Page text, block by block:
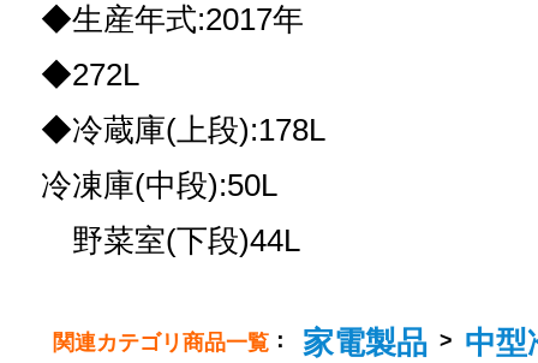
◆生産年式:2017年
◆272L
◆冷蔵庫(上段):178L
冷凍庫(中段):50L
野菜室(下段)44L
関連カテゴリ商品一覧 ： 家電製品 > 中型